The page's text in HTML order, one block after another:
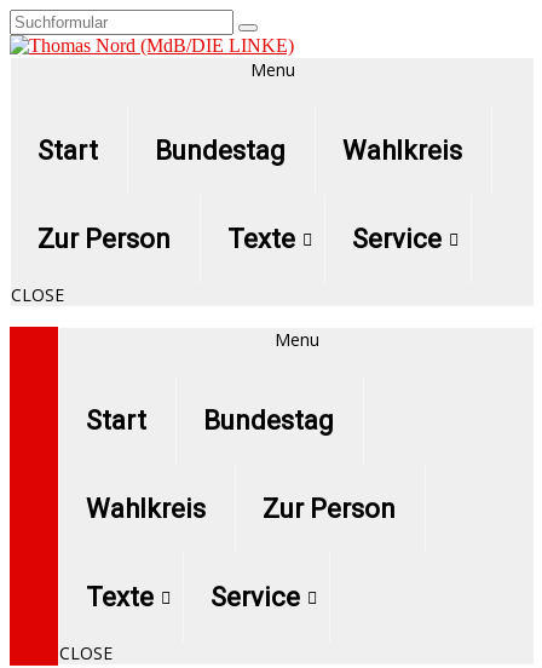
Menu
Start Bundestag Wahlkreis
Zur Person Texte Service
CLOSE
Menu
Start Bundestag
Wahlkreis Zur Person
Texte Service
CLOSE